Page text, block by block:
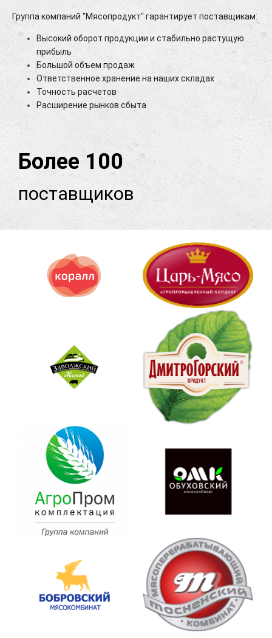
Группа компаний "Мясопродукт" гарантирует поставщикам:
Высокий оборот продукции и стабильно растущую
прибыль
Большой объем продаж
Ответственное хранение на наших складах
Точность расчетов
Расширение рынков сбыта
Более 100
поставщиков